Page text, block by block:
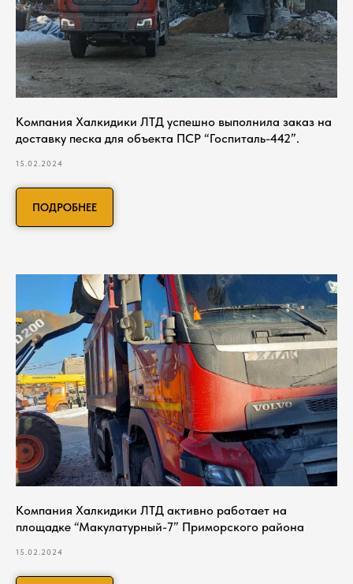
Компания Халкидики ЛТД успешно выполнила заказ на
доставку песка для объекта ПСР “Госпиталь-442”.
15.02.2024
ПОДРОБНЕЕ
Компания Халкидики ЛТД активно работает на
площадке “Макулатурный-7” Приморского района
15.02.2024